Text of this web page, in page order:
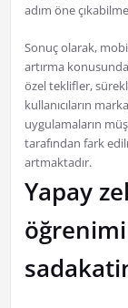
adım öne
Sonuç olarak,
artırma
özel teklifler,
kullanıcıların
uygulamaların
tarafından fark
artmaktadır.
Yapay